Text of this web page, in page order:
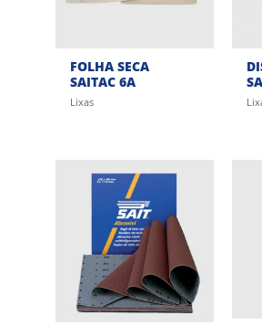
FOLHA SECA
SAITAC 6A
Lixas